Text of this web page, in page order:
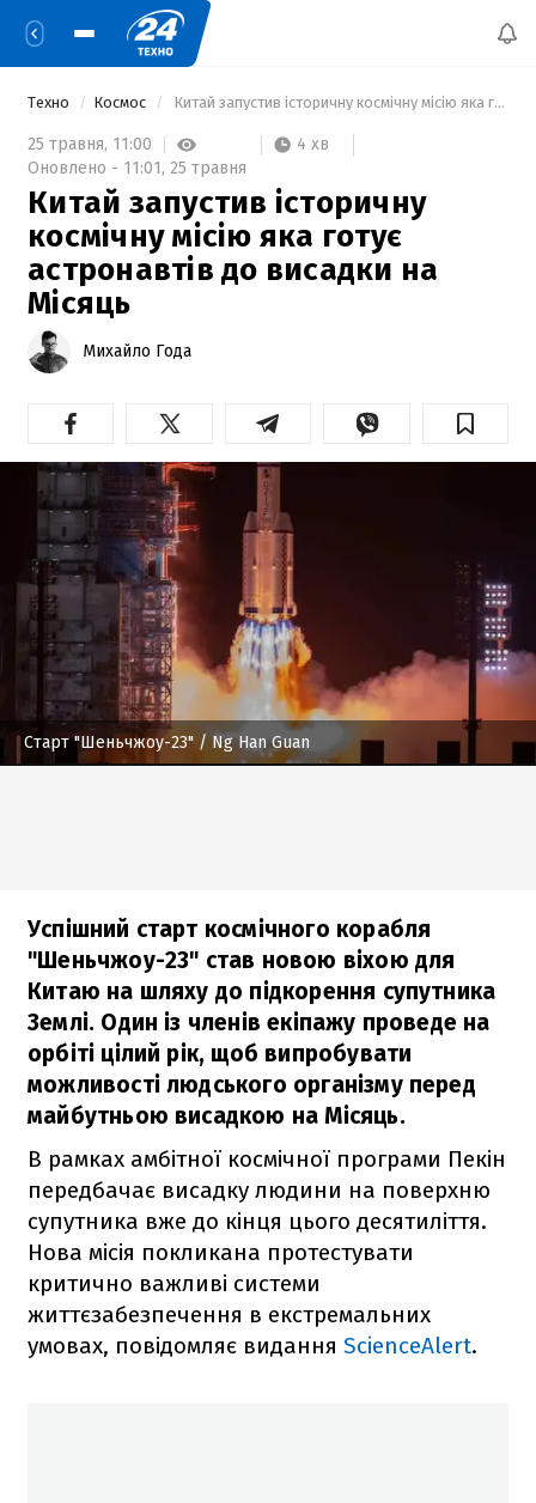
Техно Космос Китай запустив історичну космічну місію яка готує астронавтів до висадки на Місяць
25 травня, 11:00
4 хв
Оновлено - 11:01, 25 травня
Китай запустив історичну
космічну місію яка готує
астронавтів до висадки на
Місяць
Михайло Года
Старт "Шеньчжоу-23" / Ng Han Guan
Успішний старт космічного корабля
"Шеньчжоу-23" став новою віхою для
Китаю на шляху до підкорення супутника
Землі. Один із членів екіпажу проведе на
орбіті цілий рік, щоб випробувати
можливості людського організму перед
майбутньою висадкою на Місяць.
В рамках амбітної космічної програми Пекін
передбачає висадку людини на поверхню
супутника вже до кінця цього десятиліття.
Нова місія покликана протестувати
критично важливі системи
життєзабезпечення в екстремальних
умовах, повідомляє видання ScienceAlert.